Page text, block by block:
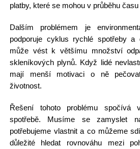
platby, které se mohou v průběhu
Dalším problémem je
podporuje cyklus rychlé spotřeby a
může vést k většímu množství
skleníkových plynů. Když lidé
mají menší motivaci o ně
životnost.
Řešení tohoto problému spočívá
spotřebě. Musíme se zamyslet
potřebujeme vlastnit a co můžeme
důležité hledat rovnováhu mezi